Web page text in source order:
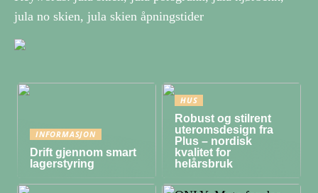
jula no skien, jula skien åpningstider
INFORMASJON
Drift gjennom smart
lagerstyring
HUS
Robust og stilrent
uteromsdesign fra
Plus – nordisk
kvalitet for
helårsbruk